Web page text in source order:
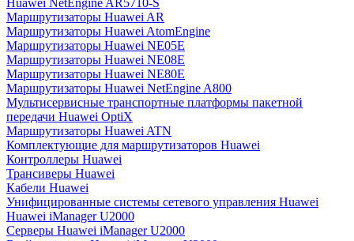
Huawei NetEngine AR5710-S
Маршрутизаторы Huawei AR
Маршрутизаторы Huawei AtomEngine
Маршрутизаторы Huawei NE05E
Маршрутизаторы Huawei NE08E
Маршрутизаторы Huawei NE80E
Маршрутизаторы Huawei NetEngine A800
Мультисервисные транспортные платформы пакетной
передачи Huawei OptiX
Маршрутизаторы Huawei ATN
Комплектующие для маршрутизаторов Huawei
Контроллеры Huawei
Трансиверы Huawei
Кабели Huawei
Унифицированные системы сетевого управления Huawei
Huawei iManager U2000
Серверы Huawei iManager U2000